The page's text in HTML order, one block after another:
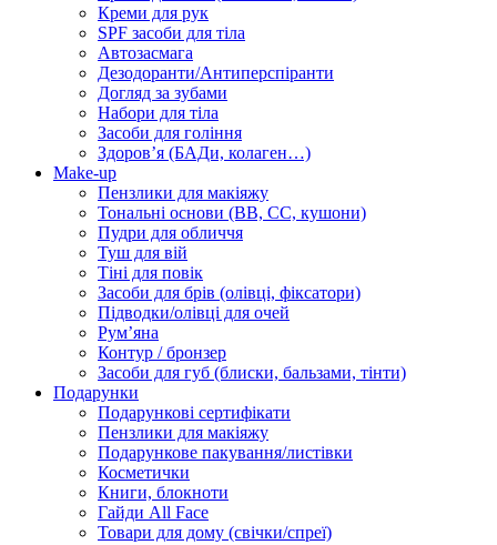
Креми для рук
SPF засоби для тіла
Автозасмага
Дезодоранти/Антиперспіранти
Догляд за зубами
Набори для тіла
Засоби для гоління
Здоровʼя (БАДи, колаген…)
Make-up
Пензлики для макіяжу
Тональні основи (BB, CC, кушони)
Пудри для обличчя
Туш для вій
Тіні для повік
Засоби для брів (олівці, фіксатори)
Підводки/олівці для очей
Румʼяна
Контур / бронзер
Засоби для губ (блиски, бальзами, тінти)
Подарунки
Подарункові сертифікати
Пензлики для макіяжу
Подарункове пакування/листівки
Косметички
Книги, блокноти
Гайди All Face
Товари для дому (свічки/спреї)